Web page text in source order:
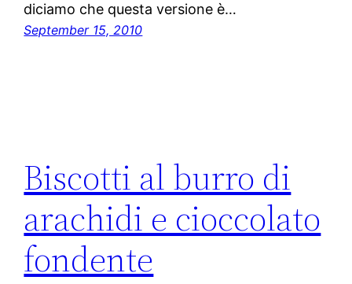
diciamo che questa versione è…
September 15, 2010
Biscotti al burro di
arachidi e cioccolato
fondente